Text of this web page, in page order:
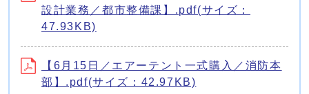
設計業務／都市整備課】.pdf(サイズ：
47.93KB)
【6月15日／エアーテント一式購入／消防本
部】.pdf(サイズ：42.97KB)